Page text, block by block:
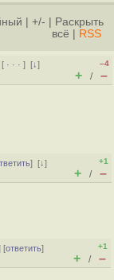
+/-
Раскрыть
всё
RSS
[ · · ·][↓]
–4
+ / –
][↓]
+1
+ / –
[ответить]
+1
+ / –